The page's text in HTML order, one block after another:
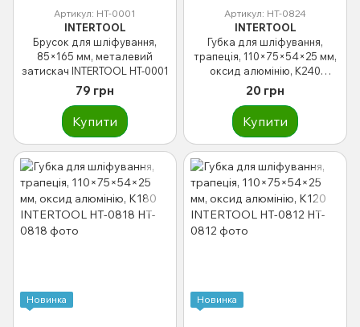
Артикул: HT-0001
INTERTOOL
Брусок для шліфування,
85×165 мм, металевий
затискач INTERTOOL HT-0001
79 грн
Купити
Артикул: HT-0824
INTERTOOL
Губка для шліфування,
трапеція, 110×75×54×25 мм,
оксид алюмінію, K240
INTERTOOL HT-0824
20 грн
Купити
Новинка Новинка